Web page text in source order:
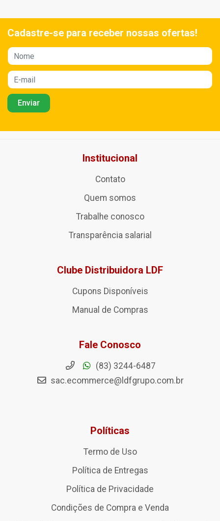
Cadastre-se para receber nossas ofertas!
Institucional
Contato
Quem somos
Trabalhe conosco
Transparência salarial
Clube Distribuidora LDF
Cupons Disponíveis
Manual de Compras
Fale Conosco
(83) 3244-6487
sac.ecommerce@ldfgrupo.com.br
Políticas
Termo de Uso
Política de Entregas
Política de Privacidade
Condições de Compra e Venda